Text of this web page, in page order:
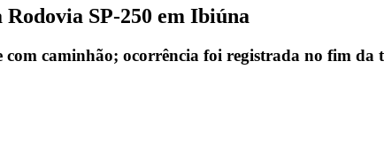
SP-250 em Ibiúna
caminhão; ocorrência foi registrada no fim da